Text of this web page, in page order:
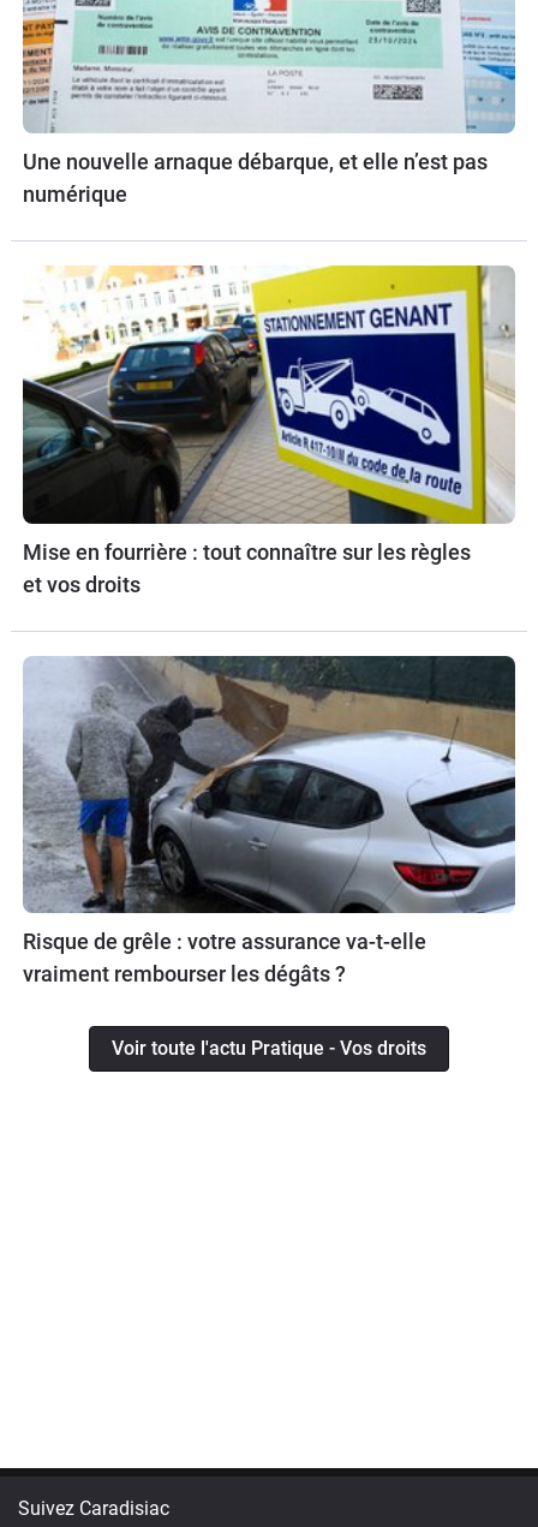
Une nouvelle arnaque débarque, et elle n’est pas
numérique
Mise en fourrière : tout connaître sur les règles
et vos droits
Risque de grêle : votre assurance va-t-elle
vraiment rembourser les dégâts ?
Voir toute l'actu Pratique - Vos droits
Suivez Caradisiac